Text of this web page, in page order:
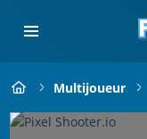
Multijoueur